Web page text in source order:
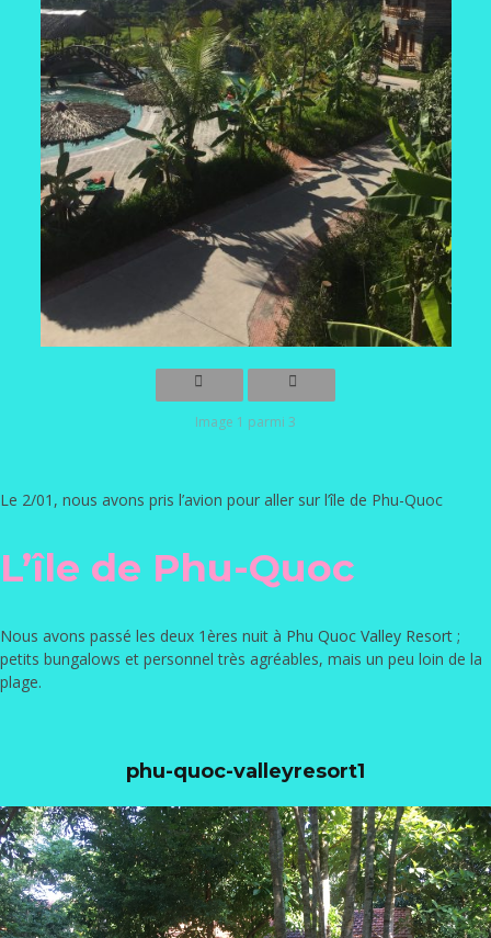
Image 1 parmi 3
Le 2/01, nous avons pris l’avion pour aller sur l’île de Phu-Quoc
L’île de Phu-Quoc
Nous avons passé les deux 1ères nuit à Phu Quoc Valley Resort ;
petits bungalows et personnel très agréables, mais un peu loin de la
plage.
phu-quoc-valleyresort1